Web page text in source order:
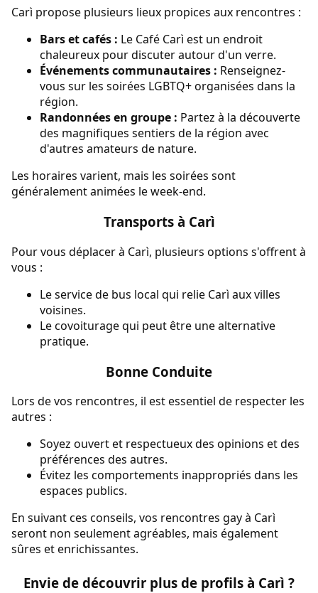
Carì propose plusieurs lieux propices aux rencontres :
Bars et cafés : Le Café Carì est un endroit
chaleureux pour discuter autour d'un verre.
Événements communautaires : Renseignez-
vous sur les soirées LGBTQ+ organisées dans la
région.
Randonnées en groupe : Partez à la découverte
des magnifiques sentiers de la région avec
d'autres amateurs de nature.
Les horaires varient, mais les soirées sont
généralement animées le week-end.
Transports à Carì
Pour vous déplacer à Carì, plusieurs options s'offrent à
vous :
Le service de bus local qui relie Carì aux villes
voisines.
Le covoiturage qui peut être une alternative
pratique.
Bonne Conduite
Lors de vos rencontres, il est essentiel de respecter les
autres :
Soyez ouvert et respectueux des opinions et des
préférences des autres.
Évitez les comportements inappropriés dans les
espaces publics.
En suivant ces conseils, vos rencontres gay à Carì
seront non seulement agréables, mais également
sûres et enrichissantes.
Envie de découvrir plus de profils à Carì ?